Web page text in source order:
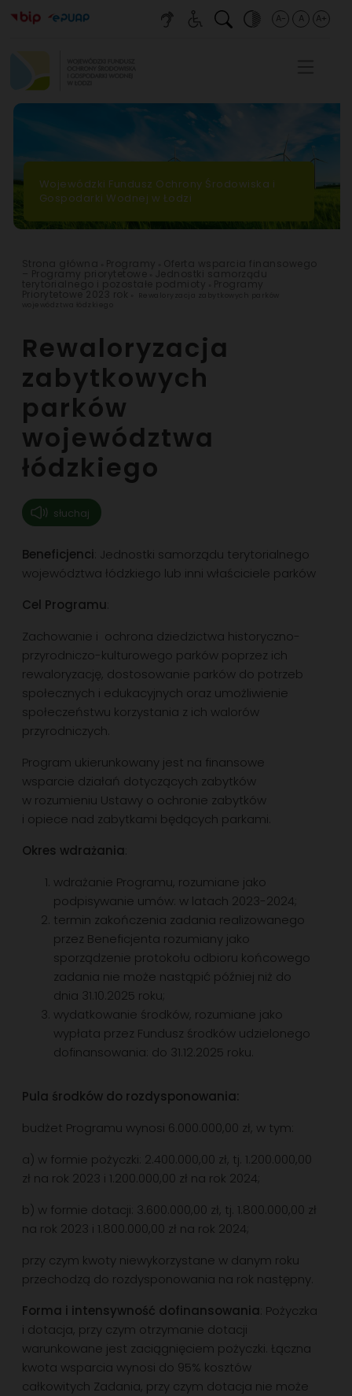
A- A A+
Main Menu
Wojewódzki Fundusz Ochrony Środowiska i
Gospodarki Wodnej w Łodzi
Rewaloryzacja
zabytkowych
parków
województwa
łódzkiego
słuchaj
Beneficjenci : Jednostki samorządu terytorialnego
województwa łódzkiego lub inni właściciele parków
Cel Programu
Zachowanie i ochrona dziedzictwa historyczno-
przyrodniczo-kulturowego parków poprzez ich
rewaloryzację, dostosowanie parków do potrzeb
społecznych i edukacyjnych oraz umożliwienie
społeczeństwu korzystania z ich walorów
przyrodniczych.
Program ukierunkowany jest na finansowe
wsparcie działań dotyczących zabytków
w rozumieniu Ustawy o ochronie zabytków
i opiece nad zabytkami będących parkami.
Okres wdrażania
wdrażanie Programu, rozumiane jako
podpisywanie umów: w latach 2023-2024;
termin zakończenia zadania realizowanego
przez Beneficjenta rozumiany jako
sporządzenie protokołu odbioru końcowego
zadania nie może nastąpić później niż do
dnia 31.10.2025 roku;
wydatkowanie środków, rozumiane jako
wypłata przez Fundusz środków udzielonego
dofinansowania: do 31.12.2025 roku.
Pula środków do rozdysponowania:
budżet Programu wynosi 6.000.000,00 zł, w tym:
a) w formie pożyczki: 2.400.000,00 zł, tj. 1.200.000,00
zł na rok 2023 i 1.200.000,00 zł na rok 2024;
b) w formie dotacji: 3.600.000,00 zł, tj. 1.800.000,00 zł
na rok 2023 i 1.800.000,00 zł na rok 2024;
przy czym kwoty niewykorzystane w danym roku
przechodzą do rozdysponowania na rok następny.
Forma i intensywność dofinansowania : Pożyczka
i dotacja, przy czym otrzymanie dotacji
warunkowane jest zaciągnięciem pożyczki. Łączna
kwota wsparcia wynosi do 95% kosztów
całkowitych Zadania, przy czym dotacja nie może